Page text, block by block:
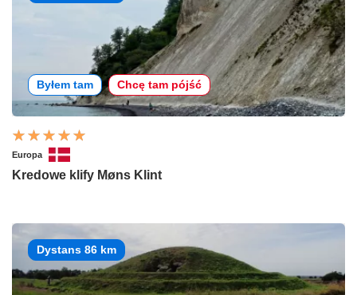
Byłem tam Chcę tam pójść
Europa
Kredowe klify Møns Klint
Dystans 86 km